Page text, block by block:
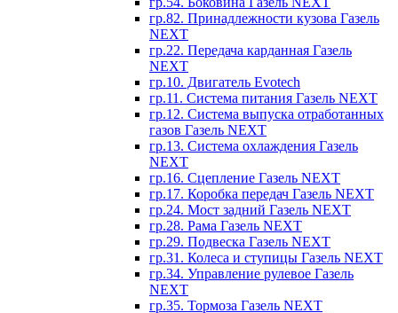
гр.82. Принадлежности кузова Газель
NEXT
гр.22. Передача карданная Газель
NEXT
гр.10. Двигатель Evotech
гр.11. Система питания Газель NEXT
гр.12. Система выпуска отработанных
газов Газель NEXT
гр.13. Система охлаждения Газель
NEXT
гр.16. Сцепление Газель NEXT
гр.17. Коробка передач Газель NEXT
гр.24. Мост задний Газель NEXT
гр.28. Рама Газель NEXT
гр.29. Подвеска Газель NEXT
гр.31. Колеса и ступицы Газель NEXT
гр.34. Управление рулевое Газель
NEXT
гр.35. Тормоза Газель NEXT